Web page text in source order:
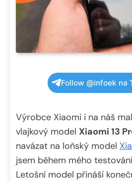
Follow @infoek na
Výrobce Xiaomi i na náš
vlajkový model Xiaomi 13
navázat na loňský model
jsem během mého
Letošní model přináší